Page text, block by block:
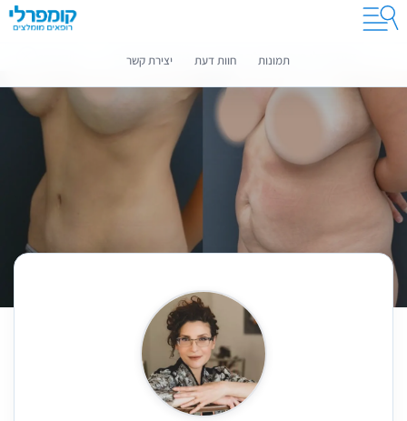
קומפרלי מסייעת לך לבחור רופאים מומלצים
תמונות חוות דעת יצירת קשר